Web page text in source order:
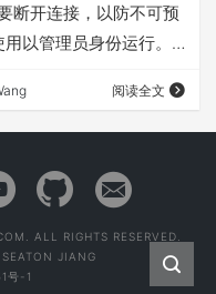
断开连接，以防不可预
以管理员身份运行。
机型,若有失败机型请
s.yu…
阅读全文
ALL RIGHTS RESERVED.
SEATON JIANG
号-1